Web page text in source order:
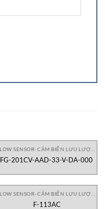
FG-201CV-AAD-33-V-DA-000
F-113AC